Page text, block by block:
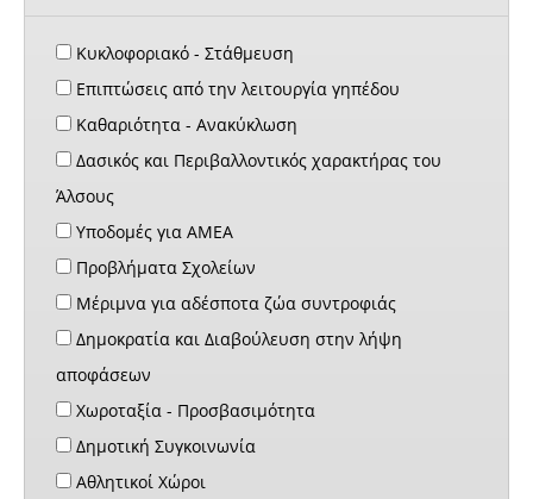
Κυκλοφοριακό - Στάθμευση
Επιπτώσεις από την λειτουργία γηπέδου
Καθαριότητα - Ανακύκλωση
Δασικός και Περιβαλλοντικός χαρακτήρας του
Άλσους
Υποδομές για ΑΜΕΑ
Προβλήματα Σχολείων
Μέριμνα για αδέσποτα ζώα συντροφιάς
Δημοκρατία και Διαβούλευση στην λήψη
αποφάσεων
Χωροταξία - Προσβασιμότητα
Δημοτική Συγκοινωνία
Αθλητικοί Χώροι